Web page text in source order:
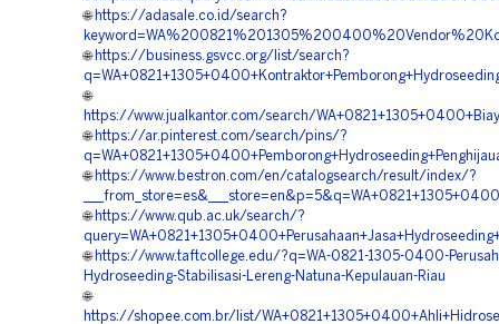
🌐 https://adasale.co.id/search?
🌐 https://business.gsvcc.org/list/search?
🌐
https://www.jualkantor.com/search/
🌐 https://ar.pinterest.com/search/pins/?
🌐 https://www.bestron.com/en/catalogsearch/result/index/?
🌐 https://www.qub.ac.uk/search/?
🌐 https://www.taftcollege.edu/?q=WA-0821-1305-0400-
Hydroseeding-Stabilisasi-Lereng-Natuna-Kepulauan-Riau
🌐
https://shopee.com.br/list/